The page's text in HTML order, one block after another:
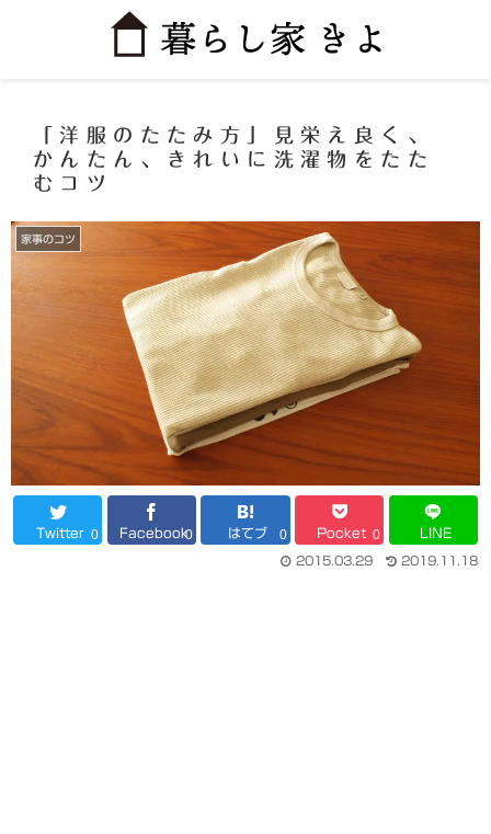
「洋服のたたみ方」見栄え良く、
かんたん、きれいに洗濯物をたた
むコツ
家事のコツ
Twitter 0 Facebook0 はてブ 0 Pocket 0 LINE
2019.11.18
2015.03.29